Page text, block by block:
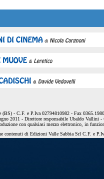
- C.F. e P.Iva 02794810982 - Fax
2011 - Direttore responsabile Ubaldo
con qualsiasi mezzo elettronico, in
di Edizioni Valle Sabbia Srl C.F. e